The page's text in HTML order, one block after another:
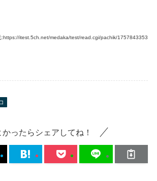
:https://itest.5ch.net/medaka/test/read.cgi/pachik/1757843353
かったらシェアしてね！